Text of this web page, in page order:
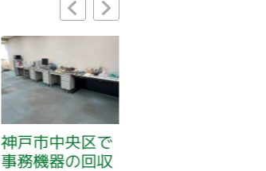
神戸市中央区で
事務機器の回収